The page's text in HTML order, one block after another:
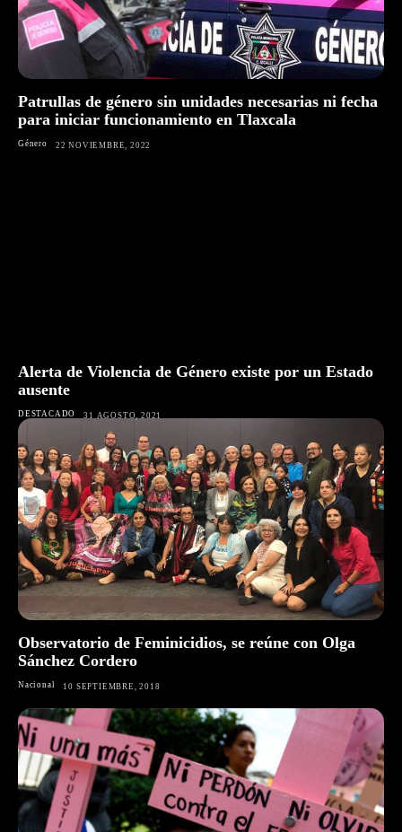
Patrullas de género sin unidades necesarias ni fecha
para iniciar funcionamiento en Tlaxcala
Género 22 NOVIEMBRE, 2022
Alerta de Violencia de Género existe por un Estado
ausente
DESTACADO 31 AGOSTO, 2021
Observatorio de Feminicidios, se reúne con Olga
Sánchez Cordero
Nacional 10 SEPTIEMBRE, 2018